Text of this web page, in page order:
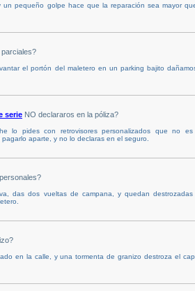
pequeño golpe hace que la reparación sea mayor
el portón del maletero en un parking bajito
serie NO declararos en la póliza?
lo pides con retrovisores personalizados que no
aparte, y no lo declaras en el seguro.
das dos vueltas de campana, y quedan destrozadas
en la calle, y una tormenta de granizo destroza el